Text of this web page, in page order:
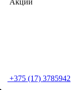
+375 (17) 3785942